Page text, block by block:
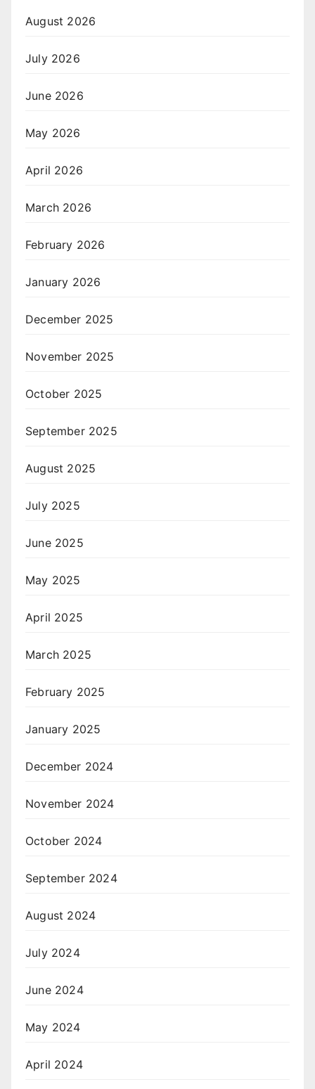
August 2026
July 2026
June 2026
May 2026
April 2026
March 2026
February 2026
January 2026
December 2025
November 2025
October 2025
September 2025
August 2025
July 2025
June 2025
May 2025
April 2025
March 2025
February 2025
January 2025
December 2024
November 2024
October 2024
September 2024
August 2024
July 2024
June 2024
May 2024
April 2024